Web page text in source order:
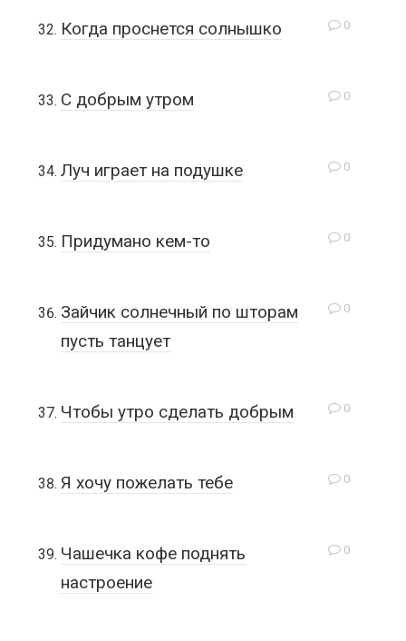
0
Когда проснется солнышко
0
С добрым утром
0
Луч играет на подушке
0
Придумано кем-то
0
Зайчик солнечный по шторам
пусть танцует
0
Чтобы утро сделать добрым
0
Я хочу пожелать тебе
0
Чашечка кофе поднять
настроение